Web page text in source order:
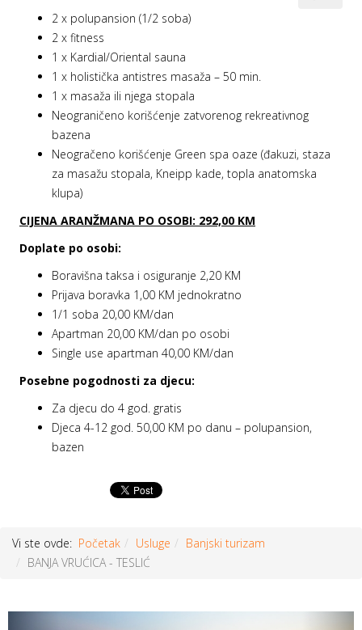
2 x polupansion (1/2 soba)
2 x fitness
1 x Kardial/Oriental sauna
1 x holistička antistres masaža – 50 min.
1 x masaža ili njega stopala
Neograničeno korišćenje zatvorenog rekreativnog
bazena
Neogračeno korišćenje Green spa oaze (đakuzi, staza
za masažu stopala, Kneipp kade, topla anatomska
klupa)
CIJENA ARANŽMANA PO OSOBI: 292,00 KM
Doplate po osobi:
Boravišna taksa i osiguranje 2,20 KM
Prijava boravka 1,00 KM jednokratno
1/1 soba 20,00 KM/dan
Apartman 20,00 KM/dan po osobi
Single use apartman 40,00 KM/dan
Posebne pogodnosti za djecu:
Za djecu do 4 god. gratis
Djeca 4-12 god. 50,00 KM po danu – polupansion,
bazen
Vi ste ovde: Početak Usluge
Banjski turizam
BANJA VRUĆICA - TESLIĆ